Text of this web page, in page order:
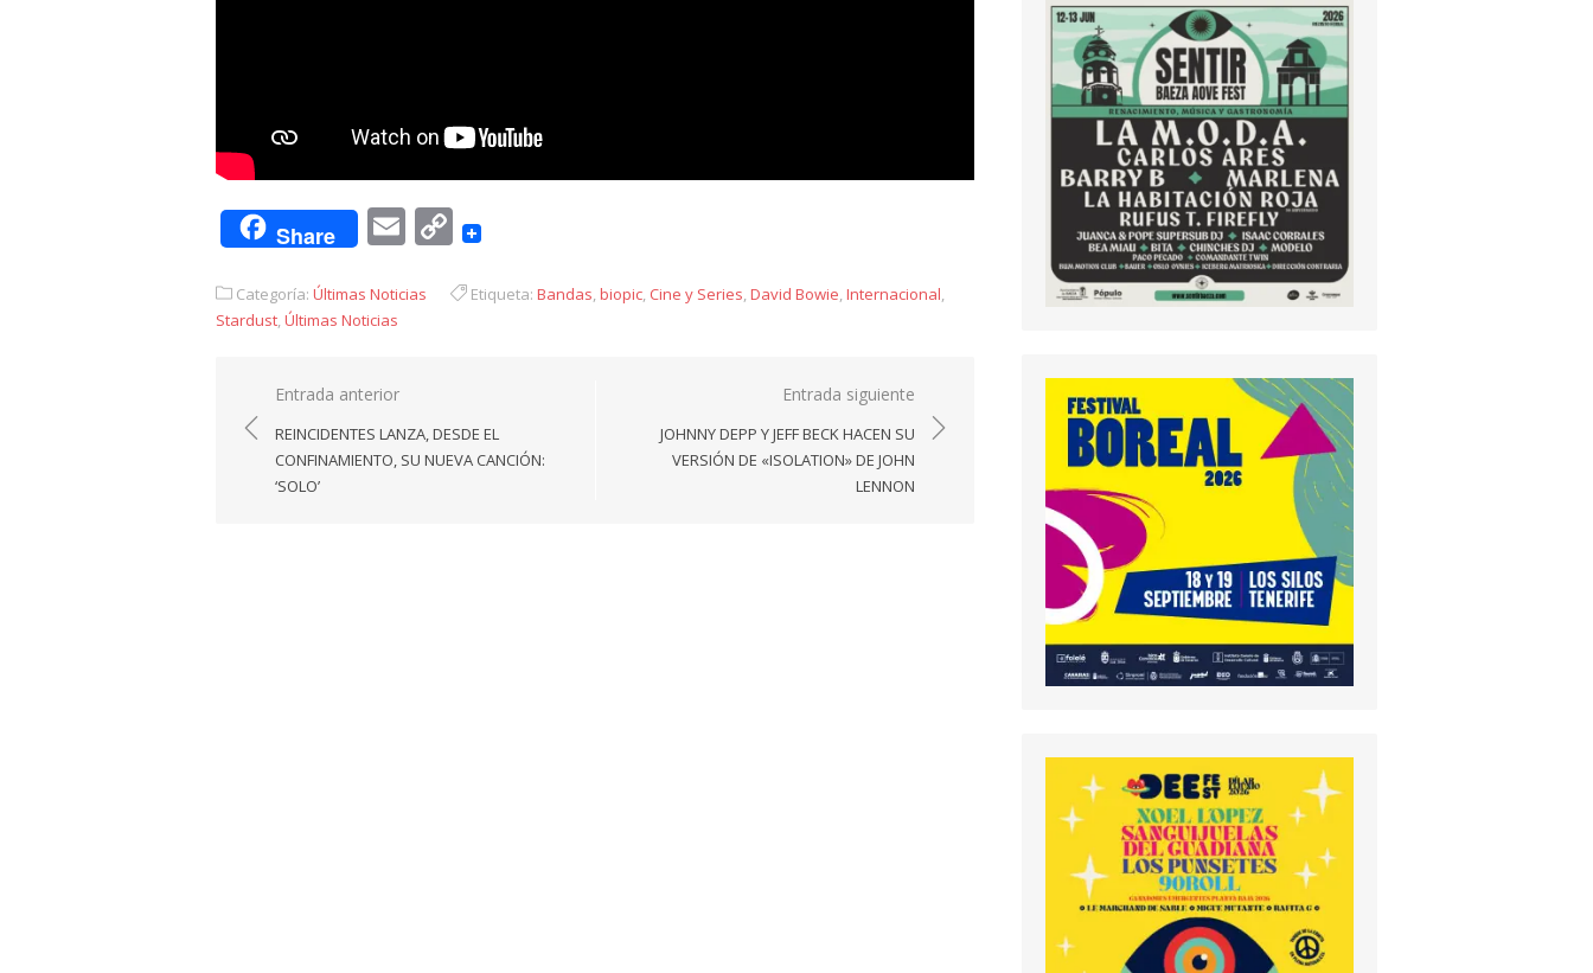
Share EmailCopy
Categoría: Últimas Noticias Etiqueta: Bandas,biopic, Cine y Series,David Bowie,Internacional,
Stardust,Últimas Noticias
Navegación
de
entradas
Entrada anterior
REINCIDENTES LANZA, DESDE EL
CONFINAMIENTO, SU NUEVA CANCIÓN:
‘SOLO’
Entrada siguiente
JOHNNY DEPP Y JEFF BECK HACEN SU
VERSIÓN DE «ISOLATION» DE JOHN
LENNON